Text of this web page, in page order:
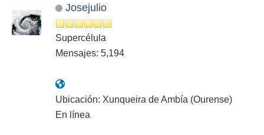
Josejulio
Supercélula
Mensajes: 5,194
Ubicación: Xunqueira de Ambía (Ourense)
En línea